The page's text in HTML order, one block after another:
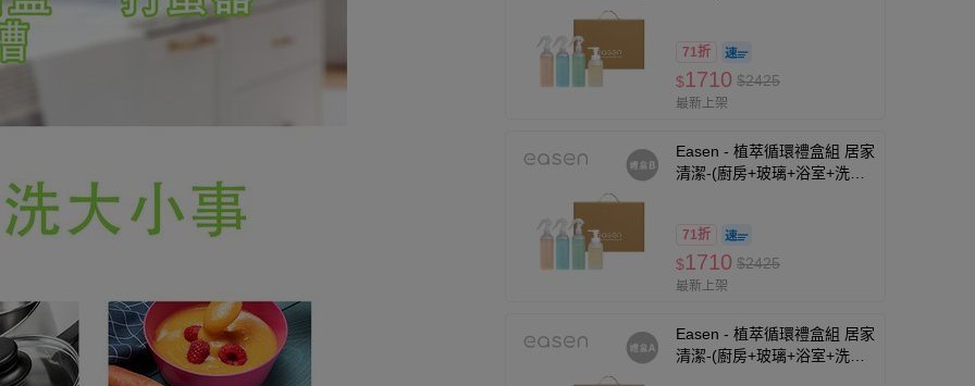
71折
$1710 $2425
最新上架
Easen - 植萃循環禮盒組 居家
清潔-(廚房+玻璃+浴室+洗手
71折
$1710 $2425
最新上架
Easen - 植萃循環禮盒組 居家
清潔-(廚房+玻璃+浴室+洗碗